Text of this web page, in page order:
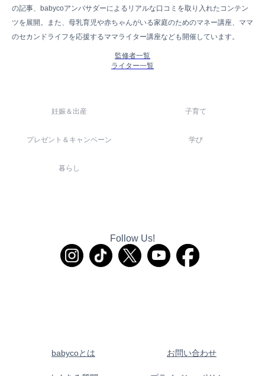
の記事、babycoアンバサダーによるリアルな口コミを取り入れたコンテン
ツを展開。また、母乳育児や赤ちゃんがいる家庭のためのマネー講座、ママ
のセカンドライフを応援するママライター講座なども開催しています。
監修者一覧
ライター一覧
妊娠＆出産 子育て
プレゼント＆キャンペーン 学び
暮らし
Follow Us!
babycoとは お問い合わせ